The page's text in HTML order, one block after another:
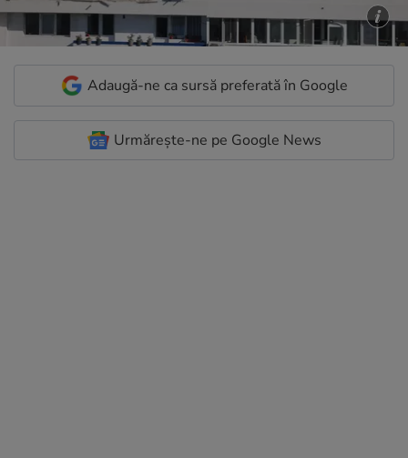
Adaugă-ne ca sursă preferată în Google
Urmărește-ne pe Google News